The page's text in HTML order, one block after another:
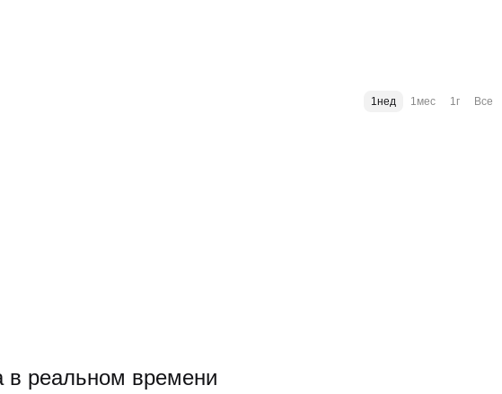
1нед 1мес 1г Все
в реальном времени